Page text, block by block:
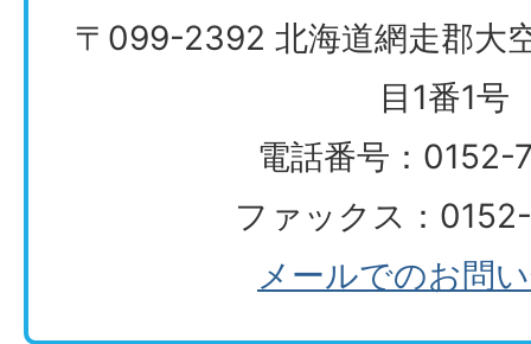
〒099-2392 北海道網走郡大
目1番1号
電話番号：0152-
ファックス：
メールでのお問